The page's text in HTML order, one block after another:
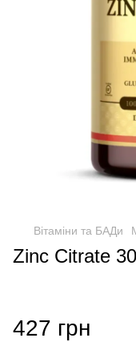
Вітаміни та БАДи
Zinc Citrate
427 грн